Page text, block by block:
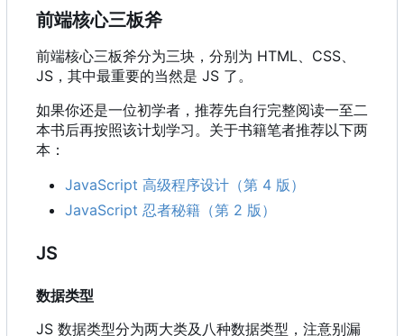
前端核心三板斧
前端核心三板斧分为三块，分别为 HTML、CSS、
JS ， 其中最重要的当然是 JS 了。
如果你还是一位初学者，推荐先自行完整阅读一至二
本书后再按照该计划学习。关于书籍笔者推荐以下两
本：
JavaScript 高级程序设计（第 4 版）
JavaScript 忍者秘籍（第 2 版）
JS
数据类型
JS 数据类型分为两大类及八种数据类型，注意别漏